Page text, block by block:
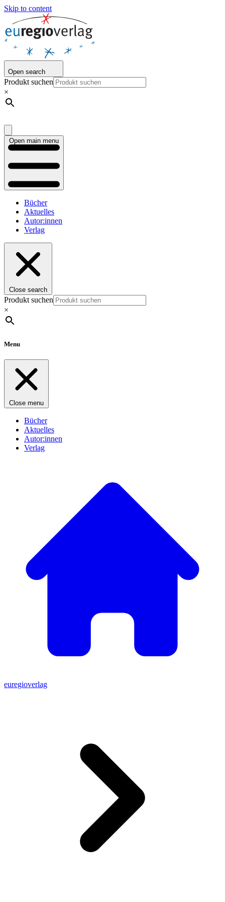
Skip to content
Open search
Produkt suchen
×
Open main menu
Bücher
Aktuelles
Autor:innen
Verlag
Close search
Produkt suchen
×
Menu
Close menu
Bücher
Aktuelles
Autor:innen
Verlag
euregioverlag